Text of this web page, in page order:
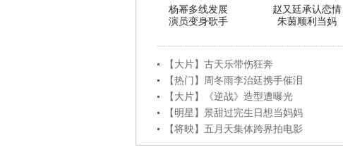
杨幂多线发展
演员变身歌手
赵又廷承认恋情
朱茵顺利当妈
【大片】古天乐带伤狂奔
【热门】周冬雨李治廷携手催泪
【大片】《逆战》造型遭曝光
【明星】景甜过完生日想当妈妈
【将映】五月天集体跨界拍电影